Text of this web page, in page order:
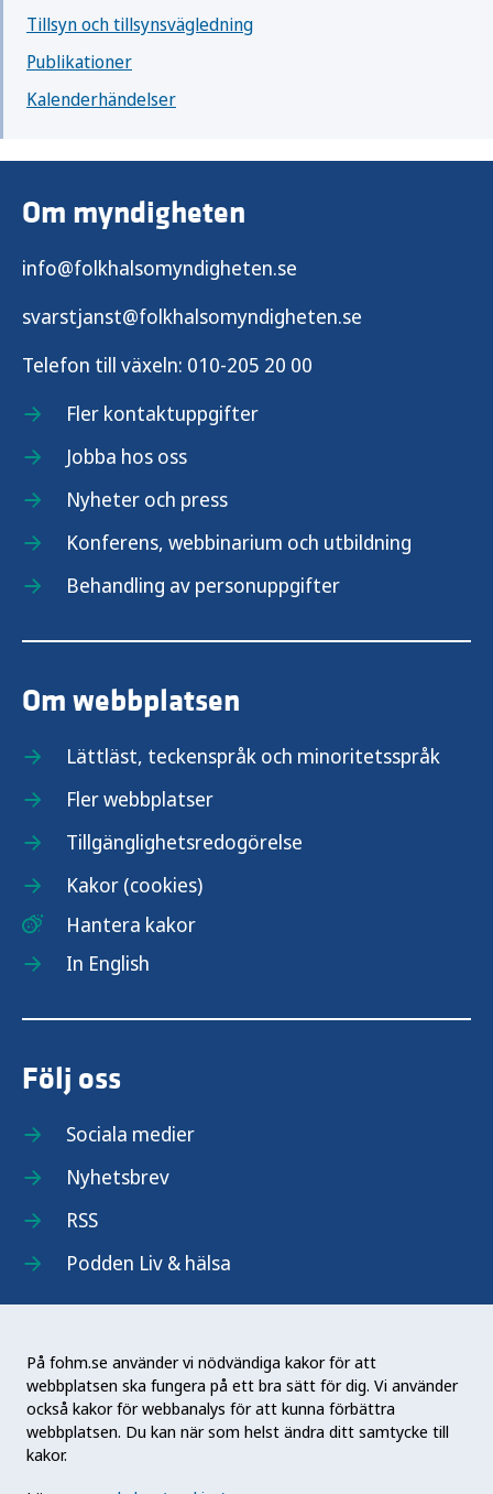
På fohm.se använder vi nödvändiga kakor för att
webbplatsen ska fungera på ett bra sätt för dig. Vi använder
också kakor för webbanalys för att kunna förbättra
webbplatsen. Du kan när som helst ändra ditt samtycke till
kakor.
Tillsyn och tillsynsvägledning
Publikationer
Kalenderhändelser
Om myndigheten
info@folkhalsomyndigheten.se
svarstjanst@folkhalsomyndigheten.se
Telefon till växeln: 010-205 20 00
Fler kontaktuppgifter
Jobba hos oss
Nyheter och press
Konferens, webbinarium och utbildning
Behandling av personuppgifter
Om webbplatsen
Lättläst, teckenspråk och minoritetsspråk
Fler webbplatser
Tillgänglighetsredogörelse
Kakor (cookies)
Hantera kakor
In English
Följ oss
Sociala medier
Nyhetsbrev
RSS
Podden Liv & hälsa
Folkhälsomyndigheten (Fohm) är en nationell
kunskapsmyndighet som arbetar för en bättre
folkhälsa. Det gör myndigheten genom att